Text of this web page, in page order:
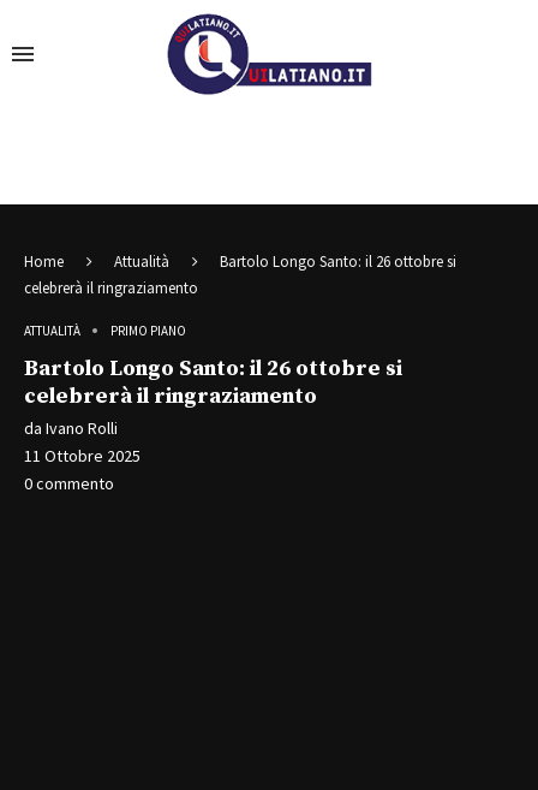
Home Attualità
Bartolo Longo Santo: il 26 ottobre si
celebrerà il ringraziamento
ATTUALITÀ PRIMO PIANO
Bartolo Longo Santo: il 26 ottobre si
celebrerà il ringraziamento
da Ivano Rolli
11 Ottobre 2025
0 commento